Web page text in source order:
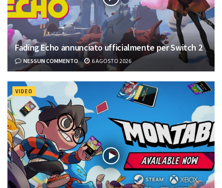
Fading Echo annunciato ufficialmente per Switch 2
NESSUN COMMENTO 6 AGOSTO 2026
VIDEO